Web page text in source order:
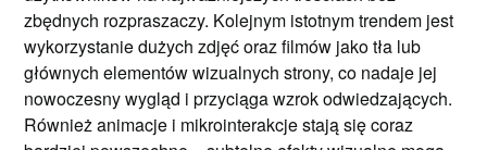
zbędnych rozpraszaczy. Kolejnym istotnym trendem jest
wykorzystanie dużych zdjęć oraz filmów jako tła lub
głównych elementów wizualnych strony, co nadaje jej
nowoczesny wygląd i przyciąga wzrok odwiedzających.
Również animacje i mikrointerakcje stają się coraz